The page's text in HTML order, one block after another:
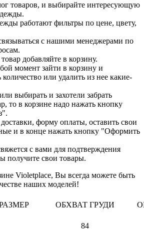
товаров, и выбирайте интересующую
работают фильтры по цене, цвету,
с нашими менеджерами по
добавляйте в корзину.
момент зайти в корзину и
количество или удалить из нее какие-
выбирать и захотели забрать
то в корзине надо нажать кнопку
форму оплаты, оставить свои
и в конце нажать кнопку "Оформить
с вами для подтверждения
получите свои товары.
Violetplace, Вы всегда можете быть
наших моделей!
ОБХВАТ ГРУДИ
84